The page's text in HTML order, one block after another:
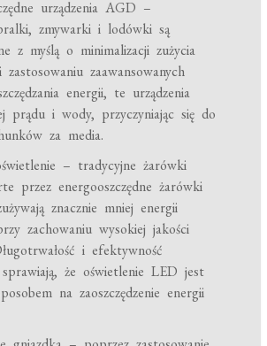
urządzenia AGD –
zmywarki i lodówki są
z myślą o minimalizacji zużycia
zaawansowanych
energii, te urządzenia
prądu i wody, przyczyniając się do
za media.
– tradycyjne żarówki
przez energooszczędne żarówki
znacznie mniej energii
zachowaniu wysokiej jakości
i efektywność
że oświetlenie LED jest
na zaoszczędzenie energii